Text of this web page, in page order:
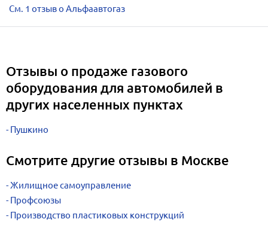
См. 1 отзыв о Альфаавтогаз
Отзывы о продаже газового
оборудования для автомобилей в
других населенных пунктах
Пушкино
Смотрите другие отзывы в Москве
Жилищное самоуправление
Профсоюзы
Производство пластиковых конструкций